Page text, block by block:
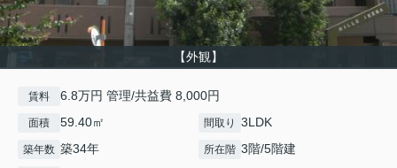
【外観】
賃料 6.8万円 管理/共益費 8,000円
面積 59.40㎡ 間取り 3LDK
築年数 築34年 所在階 3階/5階建